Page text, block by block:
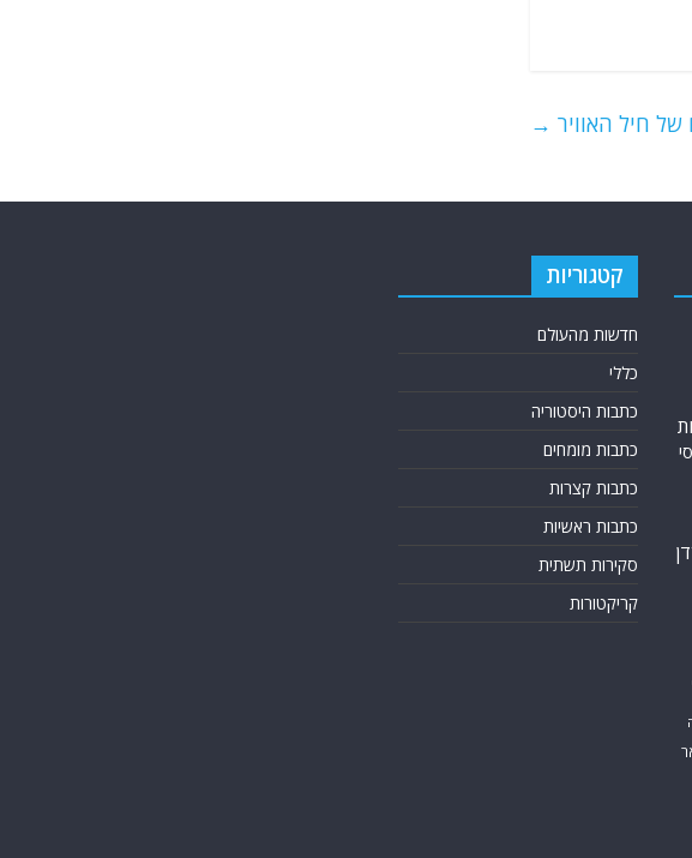
חיל האוויר →
קטגוריות
חדשות מהעולם
כללי
כתבות היסטוריה
כתבות מומחים
כתבות קצרות
כתבות ראשיות
סקירות תשתית
קריקטורות